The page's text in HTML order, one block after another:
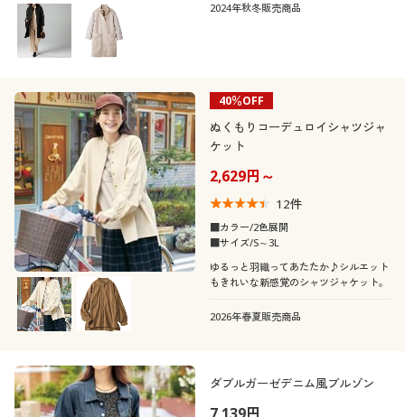
2024年秋冬販売商品
40％OFF
ぬくもりコーデュロイシャツジャ
ケット
2,629円～
12件
■カラー/2色展開
■サイズ/S～3L
ゆるっと羽織ってあたたか♪シルエット
もきれいな新感覚のシャツジャケット。
2026年春夏販売商品
ダブルガーゼデニム風ブルゾン